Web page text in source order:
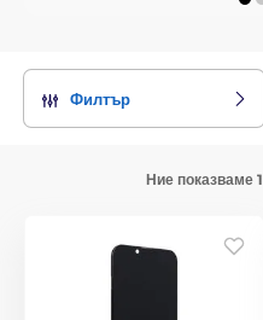
Филтър
Ние показваме